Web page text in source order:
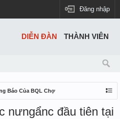
Đăng nhập
Báo Của BQL Chợ
nưngẩnc đầu tiên tại
DIỄN ĐÀN THÀNH VIÊN